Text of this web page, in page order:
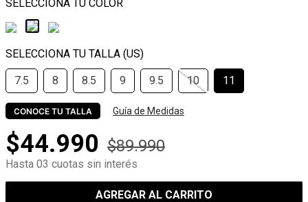
7.5 8 8.5 9 9.5 10 11
CONOCE TU TALLA Guía de Medidas
$44.990 $89.990
Hasta 03 cuotas sin interés
AGREGAR AL CARRITO